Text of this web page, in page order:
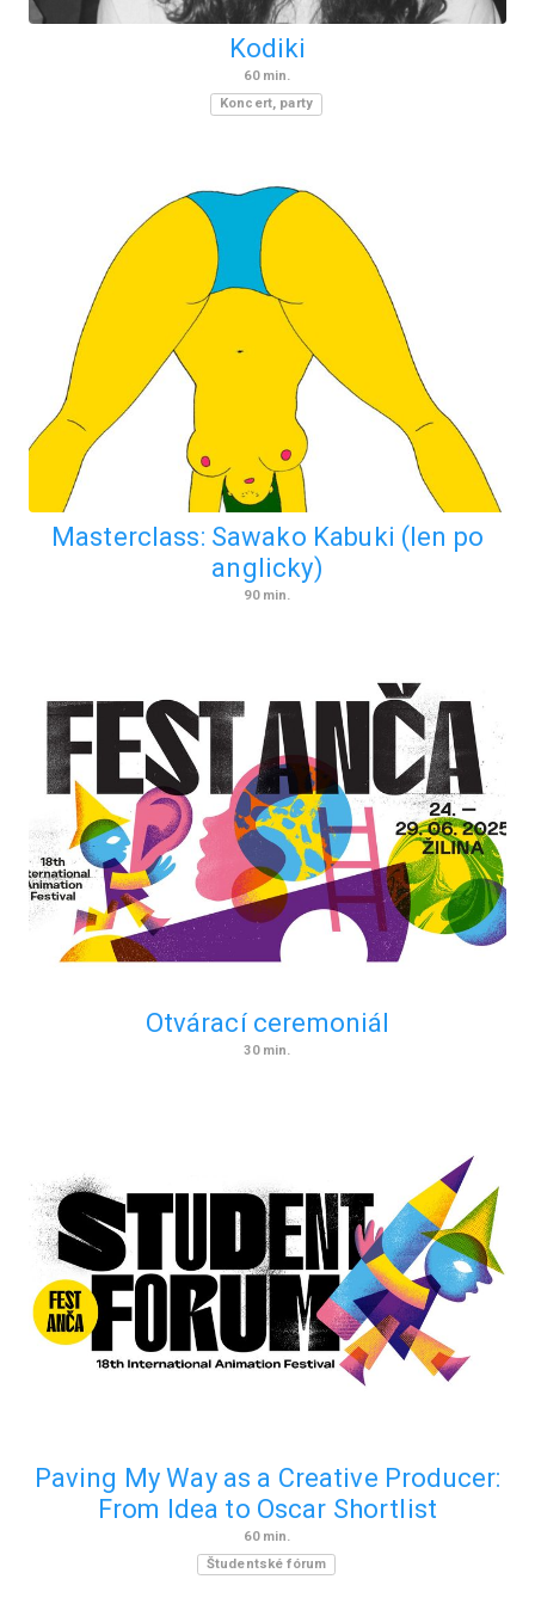
Kodiki
60 min.
Koncert, party
Masterclass: Sawako Kabuki (len po
anglicky)
90 min.
Otvárací ceremoniál
30 min.
Paving My Way as a Creative Producer:
From Idea to Oscar Shortlist
60 min.
Študentské fórum